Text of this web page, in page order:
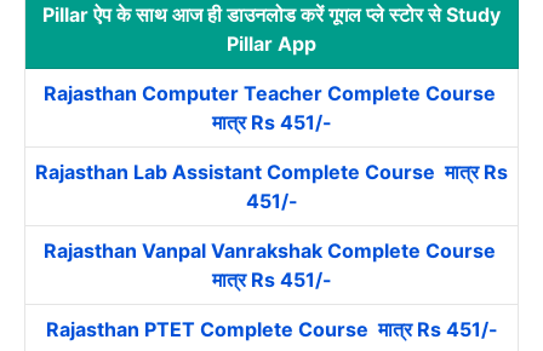
Pillar ऐप के साथ आज ही डाउनलोड करें गूगल प्ले स्टोर से Study
Pillar App
Rajasthan Computer Teacher Complete Course
मात्र Rs 451/-
Rajasthan Lab Assistant Complete Course मात्र Rs
451/-
Rajasthan Vanpal Vanrakshak Complete Course
मात्र Rs 451/-
Rajasthan PTET Complete Course मात्र Rs 451/-